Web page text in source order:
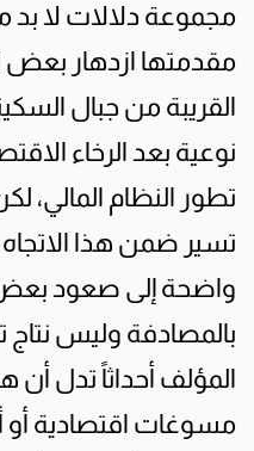
مجموعة دلالات لا بد
مقدمتها ازدهار بعض
القريبة من جبال
نوعية بعد الرخاء
تطور النظام المالي،
تسير ضمن هذا
واضحة إلى صعود بعض
بالمصادفة وليس نتاج
المؤلف أحداثاً تدل أن
مسوغات اقتصادية أو